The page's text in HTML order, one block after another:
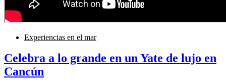
Experiencias en el mar
Celebra a lo grande en un Yate de lujo en
Cancún